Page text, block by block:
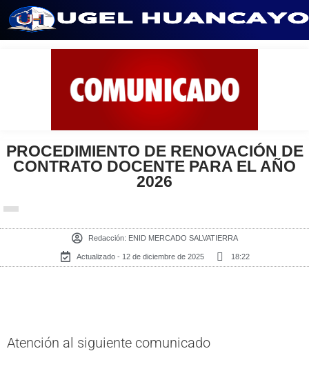
PROCEDIMIENTO DE RENOVACIÓN DE
CONTRATO DOCENTE PARA EL AÑO
2026
Redacción: ENID MERCADO SALVATIERRA
Actualizado - 12 de diciembre de 2025 18:22
Atención al siguiente comunicado